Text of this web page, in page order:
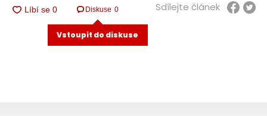
Diskuse 0
Vstoupit do diskuse
Sdílejte článek